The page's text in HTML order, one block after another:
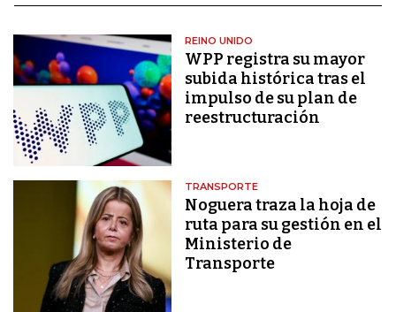
REINO UNIDO
WPP registra su mayor
subida histórica tras el
impulso de su plan de
reestructuración
TRANSPORTE
Noguera traza la hoja de
ruta para su gestión en el
Ministerio de
Transporte